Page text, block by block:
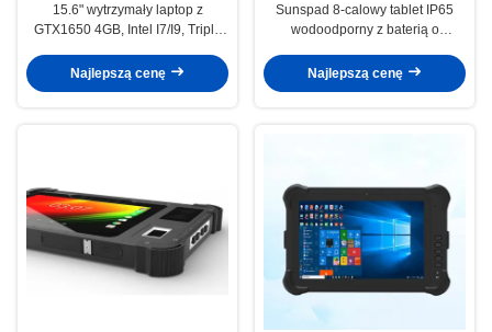
15.6" wytrzymały laptop z
GTX1650 4GB, Intel I7/I9, Triple
Najlepszą cenę
Sunspad 8-calowy tablet IP65
wodoodporny z baterią o
Androidem 9.0 do użytku
Najlepszą cenę